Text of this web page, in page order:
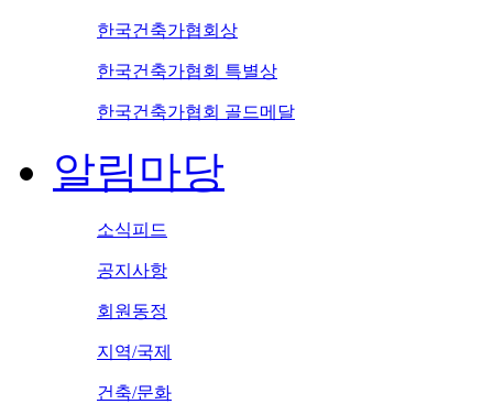
한국건축가협회상
한국건축가협회 특별상
한국건축가협회 골드메달
알림마당
소식피드
공지사항
회원동정
지역/국제
건축/문화